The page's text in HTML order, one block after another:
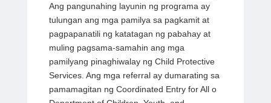
Ang pangunahing layunin ng programa ay
tulungan ang mga pamilya sa pagkamit at
pagpapanatili ng katatagan ng pabahay at
muling pagsama-samahin ang mga
pamilyang pinaghiwalay ng Child Protective
Services. Ang mga referral ay dumarating sa
pamamagitan ng Coordinated Entry for All o